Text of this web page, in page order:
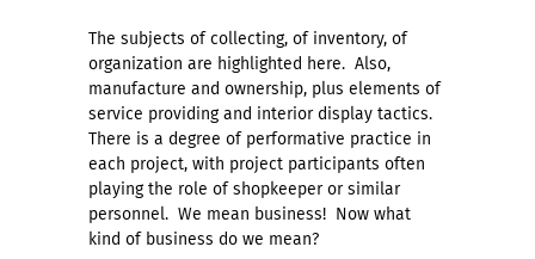
The subjects of collecting, of inventory, of
organization are highlighted here. Also,
manufacture and ownership, plus elements of
service providing and interior display tactics.
There is a degree of performative practice in
each project, with project participants often
playing the role of shopkeeper or similar
personnel. We mean business! Now what
kind of business do we mean?